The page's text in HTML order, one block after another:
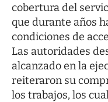
cobertura del
que durante años
condiciones de
Las autoridades
alcanzado en la
reiteraron su
los trabajos, los